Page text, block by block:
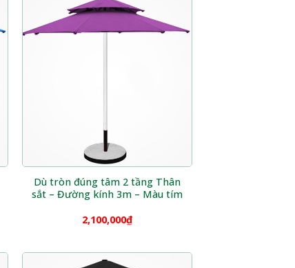
Dù tròn đúng tâm 2 tầng Thân
sắt – Đường kính 3m – Màu tím
2,100,000₫